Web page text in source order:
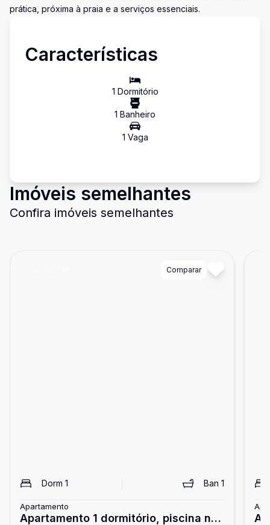
prática, próxima à praia e a serviços essenciais.
Características
1 Dormitório
1 Banheiro
1 Vaga
Imóveis semelhantes
Confira imóveis semelhantes
Comparar
Dorm 1 Ban 1
Apartamento
Apartamento 1 dormitório, piscina no